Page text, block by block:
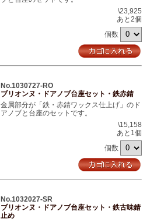
\23,925
あと2個
個数
No.1030727-RO
ブリオンヌ・ドアノブ台座セット・鉄赤錆
金属部分が「鉄・赤錆ワックス仕上げ」のド
アノブと台座のセットです。
\15,158
あと1個
個数
No.1032027-SR
ブリオンヌ・ドアノブ台座セット・鉄古味錆
止め